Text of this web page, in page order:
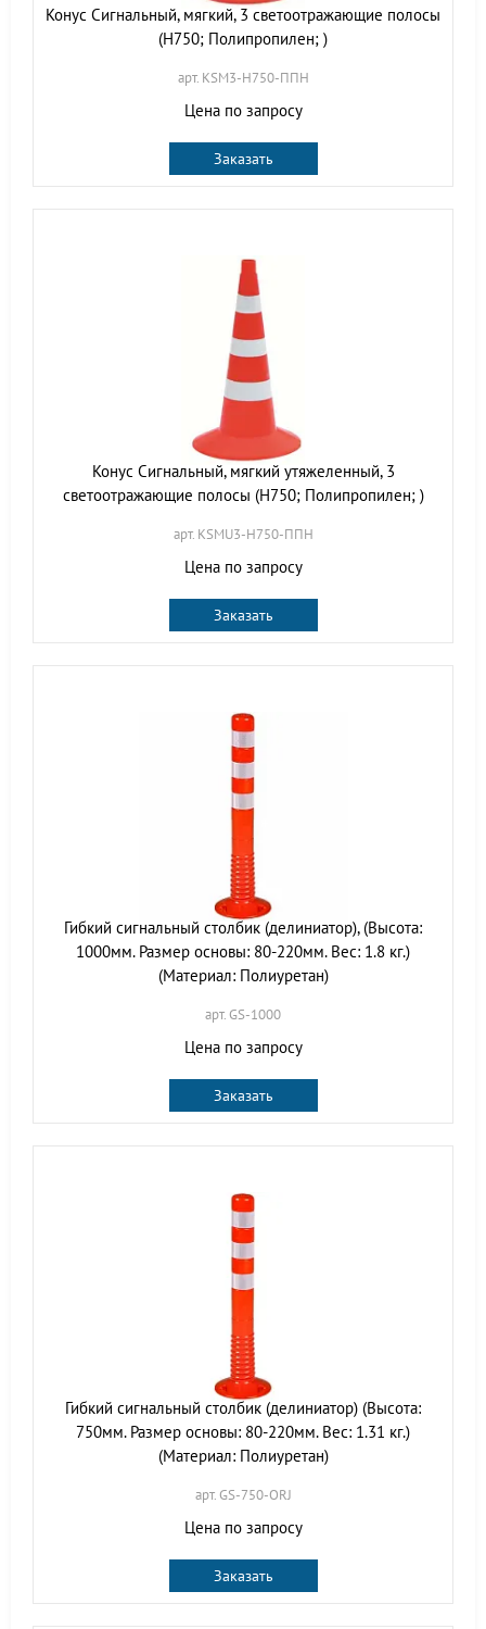
Конус Сигнальный, мягкий, 3 светоотражающие полосы
(H750; Полипропилен; )
арт. KSM3-H750-ППН
Цена по запросу
Заказать
Конус Сигнальный, мягкий утяжеленный, 3
светоотражающие полосы (H750; Полипропилен; )
арт. KSMU3-H750-ППН
Цена по запросу
Заказать
Гибкий сигнальный столбик (делиниатор), (Высота:
1000мм. Размер основы: 80-220мм. Вес: 1.8 кг.)
(Материал: Полиуретан)
арт. GS-1000
Цена по запросу
Заказать
Гибкий сигнальный столбик (делиниатор) (Высота:
750мм. Размер основы: 80-220мм. Вес: 1.31 кг.)
(Материал: Полиуретан)
арт. GS-750-ORJ
Цена по запросу
Заказать